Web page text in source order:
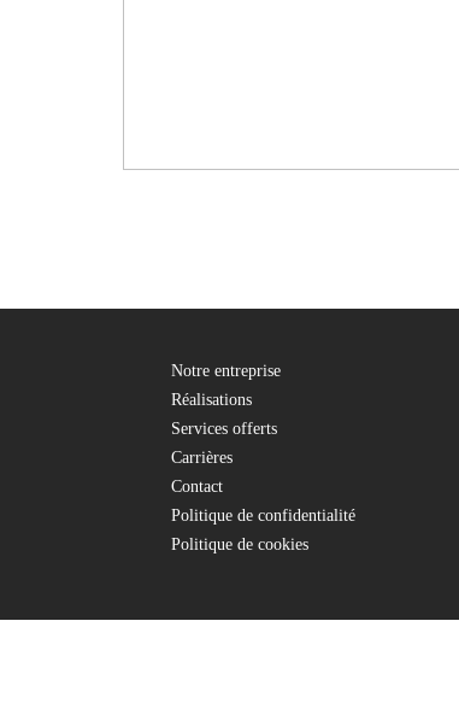
Notre entreprise
Réalisations
Services offerts
Carrières
Contact
Politique de confidentialité
Politique de cookies